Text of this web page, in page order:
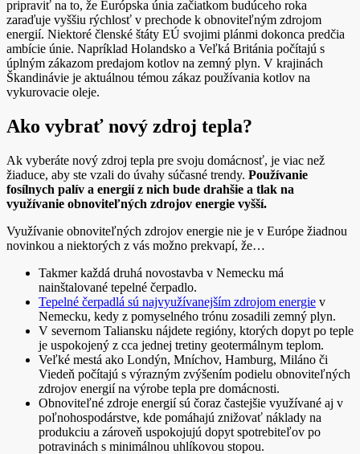
pripraviť na to, že Európska únia začiatkom budúceho roka
zaraďuje vyššiu rýchlosť v prechode k obnoviteľným zdrojom
energií. Niektoré členské štáty EÚ svojimi plánmi dokonca predčia
ambície únie. Napríklad Holandsko a Veľká Británia počítajú s
úplným zákazom predajom kotlov na zemný plyn. V krajinách
Škandinávie je aktuálnou témou zákaz používania kotlov na
vykurovacie oleje.
Ako vybrať nový zdroj tepla?
Ak vyberáte nový zdroj tepla pre svoju domácnosť, je viac než
žiaduce, aby ste vzali do úvahy súčasné trendy. Používanie
fosílnych palív a energií z nich bude drahšie a tlak na
využívanie obnoviteľných zdrojov energie vyšší.
Využívanie obnoviteľných zdrojov energie nie je v Európe žiadnou
novinkou a niektorých z vás možno prekvapí, že…
Takmer každá druhá novostavba v Nemecku má
nainštalované tepelné čerpadlo.
Tepelné čerpadlá sú najvyužívanejším zdrojom energie v
Nemecku, kedy z pomyselného trónu zosadili zemný plyn.
V severnom Taliansku nájdete regióny, ktorých dopyt po teple
je uspokojený z cca jednej tretiny geotermálnym teplom.
Veľké mestá ako Londýn, Mníchov, Hamburg, Miláno či
Viedeň počítajú s výrazným zvýšením podielu obnoviteľných
zdrojov energií na výrobe tepla pre domácnosti.
Obnoviteľné zdroje energií sú čoraz častejšie využívané aj v
poľnohospodárstve, kde pomáhajú znižovať náklady na
produkciu a zároveň uspokojujú dopyt spotrebiteľov po
potravinách s minimálnou uhlíkovou stopou.